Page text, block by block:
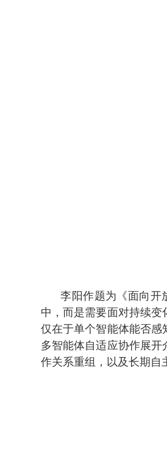
李阳作题为《面向开
中，而是需要面对持续
仅在于单个智能体能否感
多智能体自适应协作展
作关系重组，以及长期自